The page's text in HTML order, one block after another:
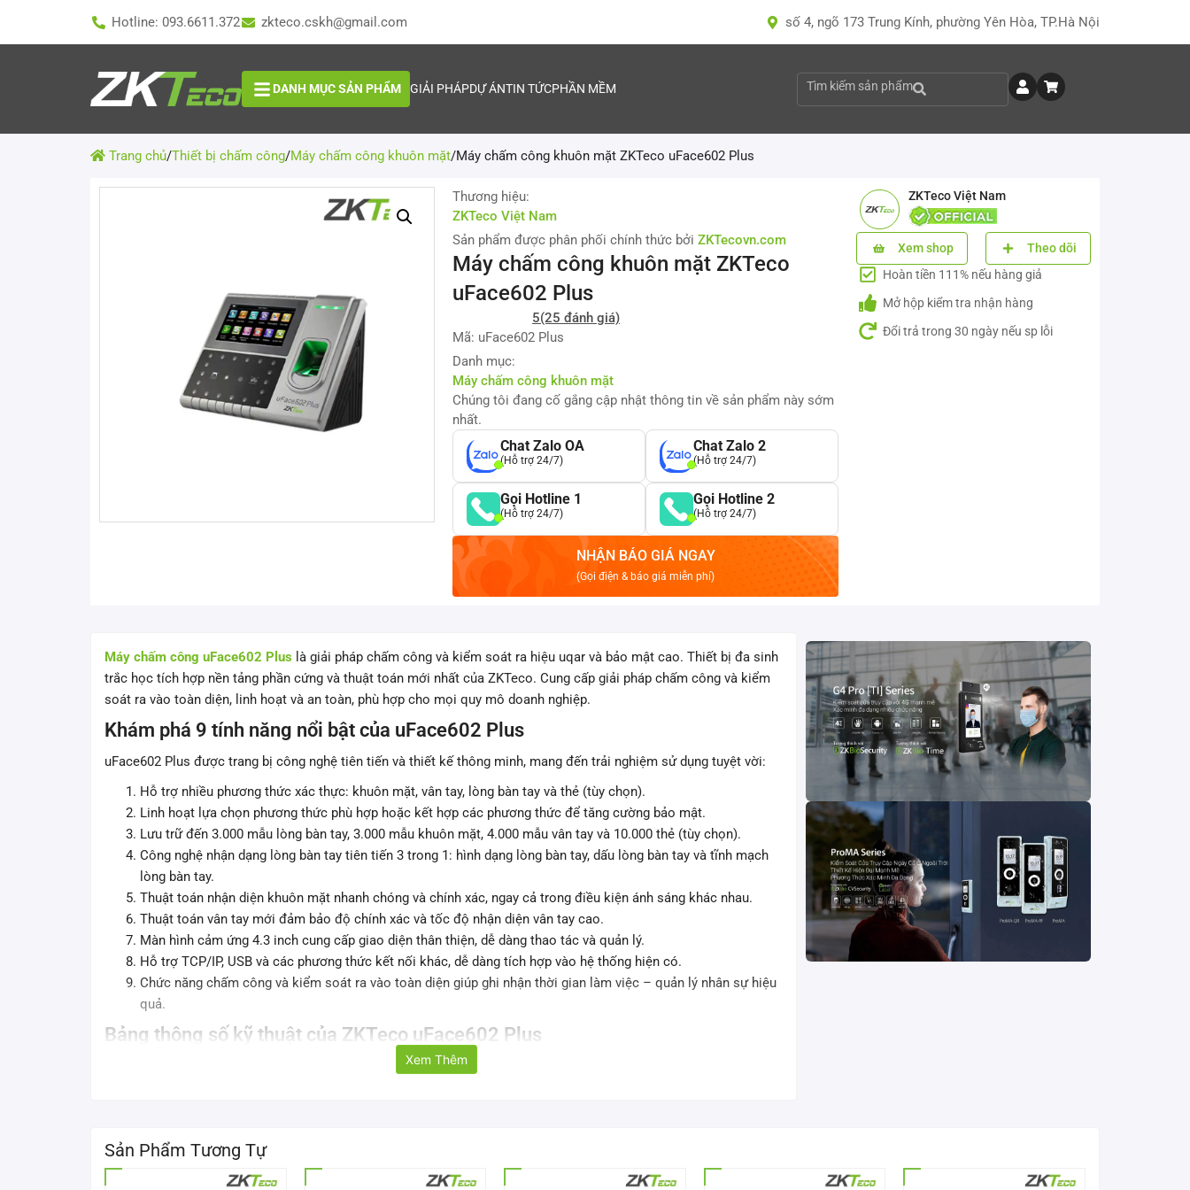
Hotline: 093.6611.372 zkteco.cskh@gmail.com số 4, ngõ 173 Trung Kính, phường Yên Hòa, TP.Hà Nội
DANH MỤC SẢN PHẨM GIẢI PHÁPDỰ ÁNTIN TỨCPHẦN MỀM Tìm kiếm sản phẩm
Trang chủ/Thiết bị chấm công/Máy chấm công khuôn mặt/Máy chấm công khuôn mặt ZKTeco uFace602 Plus
Thương hiệu:
ZKTeco Việt Nam
Sản phẩm được phân phối chính thức bởi ZKTecovn.com
Máy chấm công khuôn mặt ZKTeco
uFace602 Plus
5(25 đánh giá)
Mã: uFace602 Plus
Danh mục:
Máy chấm công khuôn mặt
Chúng tôi đang cố gắng cập nhật thông tin về sản phẩm này sớm
nhất.
Chat Zalo OA
(Hỗ trợ 24/7)
Chat Zalo 2
(Hỗ trợ 24/7)
Gọi Hotline 1
(Hỗ trợ 24/7)
Gọi Hotline 2
(Hỗ trợ 24/7)
NHẬN BÁO GIÁ NGAY
(Gọi điện & báo giá miễn phí)
ZKTeco Việt Nam
Xem shop
Theo dõi
Hoàn tiền 111% nếu hàng giả
Mở hộp kiểm tra nhận hàng
Đổi trả trong 30 ngày nếu sp lỗi
Máy chấm công uFace602 Plus là giải pháp chấm công và kiểm soát ra hiệu uqar và bảo mật cao. Thiết bị đa sinh
trắc học tích hợp nền tảng phần cứng và thuật toán mới nhất của ZKTeco. Cung cấp giải pháp chấm công và kiểm
soát ra vào toàn diện, linh hoạt và an toàn, phù hợp cho mọi quy mô doanh nghiệp.
Khám phá 9 tính năng nổi bật của uFace602 Plus
uFace602 Plus được trang bị công nghệ tiên tiến và thiết kế thông minh, mang đến trải nghiệm sử dụng tuyệt vời:
Hỗ trợ nhiều phương thức xác thực: khuôn mặt, vân tay, lòng bàn tay và thẻ (tùy chọn).
Linh hoạt lựa chọn phương thức phù hợp hoặc kết hợp các phương thức để tăng cường bảo mật.
Lưu trữ đến 3.000 mẫu lòng bàn tay, 3.000 mẫu khuôn mặt, 4.000 mẫu vân tay và 10.000 thẻ (tùy chọn).
Công nghệ nhận dạng lòng bàn tay tiên tiến 3 trong 1: hình dạng lòng bàn tay, dấu lòng bàn tay và tĩnh mạch
lòng bàn tay.
Thuật toán nhận diện khuôn mặt nhanh chóng và chính xác, ngay cả trong điều kiện ánh sáng khác nhau.
Thuật toán vân tay mới đảm bảo độ chính xác và tốc độ nhận diện vân tay cao.
Màn hình cảm ứng 4.3 inch cung cấp giao diện thân thiện, dễ dàng thao tác và quản lý.
Hỗ trợ TCP/IP, USB và các phương thức kết nối khác, dễ dàng tích hợp vào hệ thống hiện có.
Chức năng chấm công và kiểm soát ra vào toàn diện giúp ghi nhận thời gian làm việc – quản lý nhân sự hiệu
quả.
Bảng thông số kỹ thuật của ZKTeco uFace602 Plus
Dung Lượng Khuôn Mặt 3.000
Xem Thêm
Sản Phẩm Tương Tự